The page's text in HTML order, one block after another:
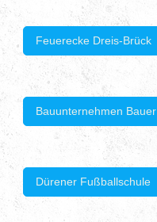
Feuerecke Dreis-Brück
Bauunternehmen Bauer
Dürener Fußballschule